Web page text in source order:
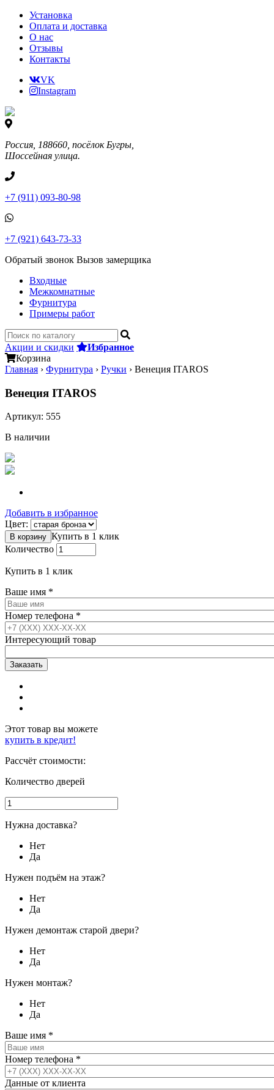
Установка
Оплата и доставка
О нас
Отзывы
Контакты
VK
Instagram
Россия, 188660, посёлок Бугры,
Шоссейная улица.
+7 (911) 093-80-98
+7 (921) 643-73-33
Обратый звонок Вызов замерщика
Входные
Межкомнатные
Фурнитура
Примеры работ
Акции и скидки Избранное
Корзина
Главная › Фурнитура › Ручки › Венеция ITAROS
Венеция ITAROS
Артикул: 555
В наличии
Добавить в избранное
Цвет:
Купить в 1 клик
Количество
Купить в 1 клик
Ваше имя *
Номер телефона *
Интересующий товар
Этот товар вы можете
купить в кредит!
Рассчёт стоимости:
Количество дверей
Нужна доставка?
Нет
Да
Нужен подъём на этаж?
Нет
Да
Нужен демонтаж старой двери?
Нет
Да
Нужен монтаж?
Нет
Да
Ваше имя *
Номер телефона *
Данные от клиента